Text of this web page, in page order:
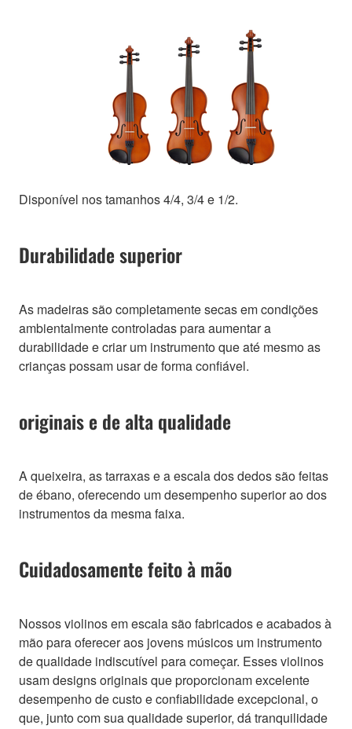
Disponível nos tamanhos 4/4, 3/4 e 1/2.
Durabilidade superior
As madeiras são completamente secas em condições
ambientalmente controladas para aumentar a
durabilidade e criar um instrumento que até mesmo as
crianças possam usar de forma confiável.
originais e de alta qualidade
A queixeira, as tarraxas e a escala dos dedos são feitas
de ébano, oferecendo um desempenho superior ao dos
instrumentos da mesma faixa.
Cuidadosamente feito à mão
Nossos violinos em escala são fabricados e acabados à
mão para oferecer aos jovens músicos um instrumento
de qualidade indiscutível para começar. Esses violinos
usam designs originais que proporcionam excelente
desempenho de custo e confiabilidade excepcional, o
que, junto com sua qualidade superior, dá tranquilidade